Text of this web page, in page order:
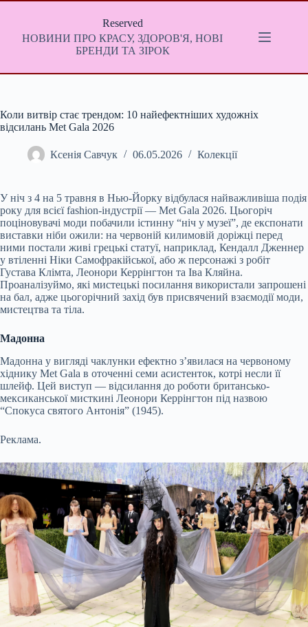
Перейти
Reserved
НОВИНИ ПРО КРАСУ, ЗДОРОВ'Я, НОВІ
БРЕНДИ ТА ЗІРОК
Коли витвір стає трендом: 10 найефектніших художніх
відсилань Met Gala 2026
Ксенія Савчук 06.05.2026 Колекції
У ніч з 4 на 5 травня в Нью-Йорку відбулася найважливіша подія
року для всієї fashion-індустрії — Met Gala 2026. Цьогоріч
поціновувачі моди побачили істинну “ніч у музеї”, де експонати
виставки ніби ожили: на червоній килимовій доріжці перед
ними постали живі грецькі статуї, наприклад, Кендалл Дженнер
у втіленні Ніки Самофракійської, або ж персонажі з робіт
Густава Клімта, Леонори Керрінгтон та Іва Кляйна.
Проаналізуймо, які мистецькі посилання використали запрошені
на бал, адже цьогорічний захід був присвячений взаємодії моди,
мистецтва та тіла.
Мадонна
Мадонна у вигляді чаклунки ефектно з’явилася на червоному
хіднику Met Gala в оточенні семи асистенток, котрі несли її
шлейф. Цей виступ — відсилання до роботи британсько-
мексиканської мисткині Леонори Керрінгтон під назвою
“Спокуса святого Антонія” (1945).
Реклама.